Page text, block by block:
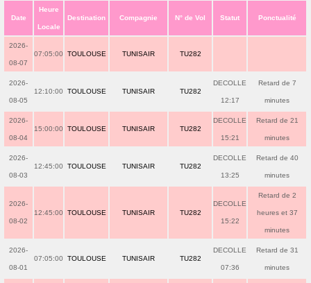
Date
Heure
Locale
Destination Compagnie N° de Vol Statut Ponctualité
2026-
08-07
07:05:00 TOULOUSE TUNISAIR TU282
2026-
08-05
12:10:00 TOULOUSE TUNISAIR TU282
DECOLLE
12:17
Retard de 7
minutes
2026-
08-04
15:00:00 TOULOUSE TUNISAIR TU282
DECOLLE
15:21
Retard de 21
minutes
2026-
08-03
12:45:00 TOULOUSE TUNISAIR TU282
DECOLLE
13:25
Retard de 40
minutes
2026-
08-02
12:45:00 TOULOUSE TUNISAIR TU282
DECOLLE
15:22
Retard de 2
heures et 37
minutes
2026-
08-01
07:05:00 TOULOUSE TUNISAIR TU282
DECOLLE
07:36
Retard de 31
minutes